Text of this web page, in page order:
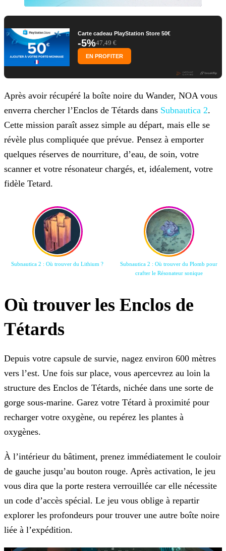
Carte cadeau PlayStation Store 50€
-5%47,49 €
EN PROFITER
Après avoir récupéré la boîte noire du Wander, NOA vous
enverra chercher l’Enclos de Tétards dans Subnautica 2.
Cette mission paraît assez simple au départ, mais elle se
révèle plus compliquée que prévue. Pensez à emporter
quelques réserves de nourriture, d’eau, de soin, votre
scanner et votre résonateur chargés, et, idéalement, votre
fidèle Tetard.
Subnautica 2 : Où trouver du Lithium ?
Subnautica 2 : Où trouver du Plomb pour
crafter le Résonateur sonique
Où trouver les Enclos de
Tétards
Depuis votre capsule de survie, nagez environ 600 mètres
vers l’est. Une fois sur place, vous apercevrez au loin la
structure des Enclos de Tétards, nichée dans une sorte de
gorge sous-marine. Garez votre Tétard à proximité pour
recharger votre oxygène, ou repérez les plantes à
oxygènes.
À l’intérieur du bâtiment, prenez immédiatement le couloir
de gauche jusqu’au bouton rouge. Après activation, le jeu
vous dira que la porte restera verrouillée car elle nécessite
un code d’accès spécial. Le jeu vous oblige à repartir
explorer les profondeurs pour trouver une autre boîte noire
liée à l’expédition.